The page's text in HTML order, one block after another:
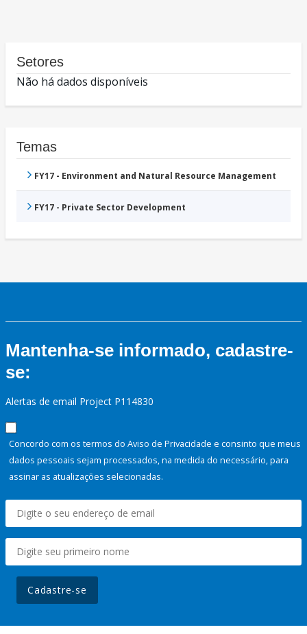
Setores
Não há dados disponíveis
Temas
FY17 - Environment and Natural Resource Management
FY17 - Private Sector Development
Mantenha-se informado, cadastre-
se:
Alertas de email Project P114830
Concordo com os termos do Aviso de Privacidade e consinto que meus
dados pessoais sejam processados, na medida do necessário, para
assinar as atualizações selecionadas.
Cadastre-se